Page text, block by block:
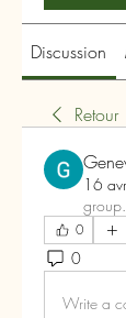
Discussion
Retour
16
group.
0
0
Write a